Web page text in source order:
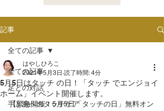
記事
全ての記事
足との対話
手と腕へのタッチケア
全ての記事
5月5日はタッチ の日！「タッチ でエンジョイ
ホーム」イベント開催します。
はやしひろこ
2021年5月3日 読了時間: 4分
【緊急開催！5月5日「タッチの日」無料オン